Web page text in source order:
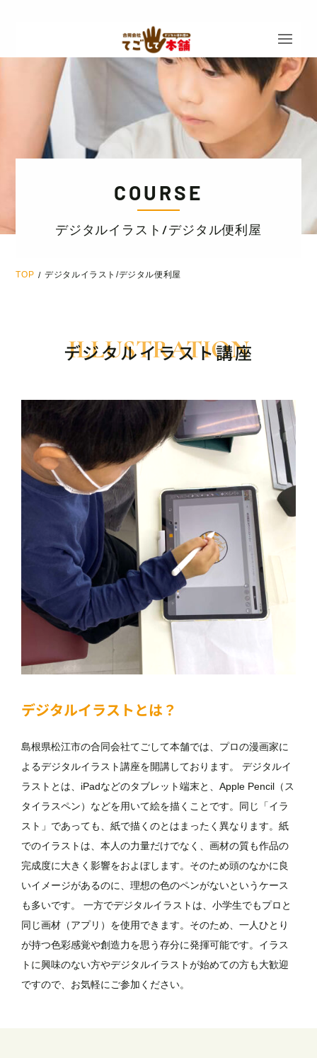
COURSE
デジタルイラスト/デジタル便利屋
TOP / デジタルイラスト/デジタル便利屋
デジタルイラスト講座
デジタルイラストとは？
島根県松江市の合同会社てごして本舗では、プロの漫画家に
よるデジタルイラスト講座を開講しております。 デジタルイ
ラストとは、iPadなどのタブレット端末と、Apple Pencil（ス
タイラスペン）などを用いて絵を描くことです。同じ「イラ
スト」であっても、紙で描くのとはまったく異なります。紙
でのイラストは、本人の力量だけでなく、画材の質も作品の
完成度に大きく影響をおよぼします。そのため頭のなかに良
いイメージがあるのに、理想の色のペンがないというケース
も多いです。 一方でデジタルイラストは、小学生でもプロと
同じ画材（アプリ）を使用できます。そのため、一人ひとり
が持つ色彩感覚や創造力を思う存分に発揮可能です。イラス
トに興味のない方やデジタルイラストが始めての方も大歓迎
ですので、お気軽にご参加ください。